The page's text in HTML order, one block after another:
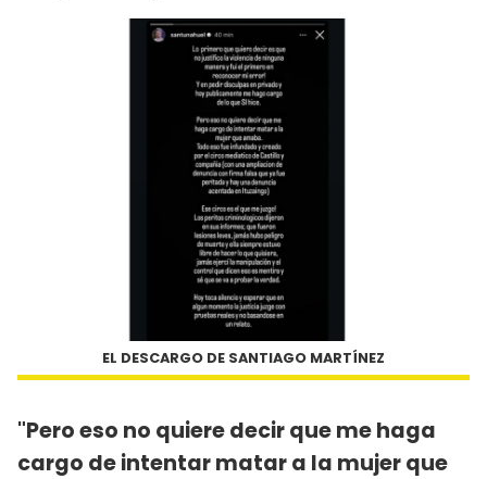
EL DESCARGO DE SANTIAGO MARTÍNEZ
"Pero eso no quiere decir que me haga
cargo de intentar matar a la mujer que